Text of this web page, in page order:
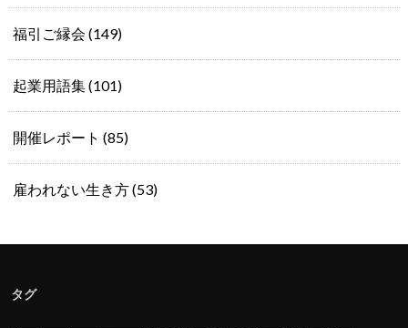
福引ご縁会 (149)
起業用語集(101)
開催レポート (85)
雇われない生き方(53)
タグ